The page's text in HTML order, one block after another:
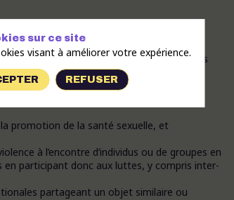
d’échanger, de partager, de créer des
saines et consensuelles, dans la
le partage et la tolérance ;
« cuir », et de structurer, autant que de
promotion de la santé sexuelle, et
à l’encontre d’individus ou de groupes en
participant donc aux luttes, y compris inter-
partageant un objet similaire ou
sur ce site
visant à améliorer votre expérience.
REFUSER